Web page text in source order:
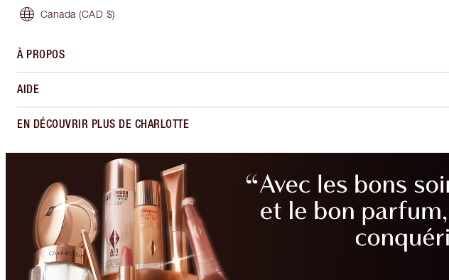
Canada (CAD $)
À PROPOS
AIDE
EN DÉCOUVRIR PLUS DE CHARLOTTE